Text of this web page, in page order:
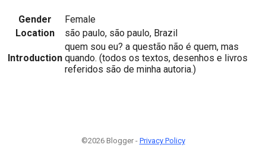
Gender
Female
Location
são paulo, são paulo, Brazil
Introduction
quem sou eu? a questão não é quem, mas
quando. (todos os textos, desenhos e livros
referidos são de minha autoria.)
©2026 Blogger - Privacy Policy